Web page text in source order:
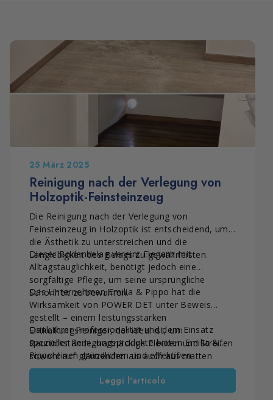
25 März 2025
Reinigung nach der Verlegung von
Holzoptik-Feinsteinzeug
Die Reinigung nach der Verlegung von
Feinsteinzeug in Holzoptik ist entscheidend, um
die Ästhetik zu unterstreichen und die
Langlebigkeit des Belags zu gewährleisten.
Dieser Bodenbelag vereint Eleganz mit
Alltagstauglichkeit, benötigt jedoch eine
sorgfältige Pflege, um seine ursprüngliche
Schönheit zu bewahren.
Das Unternehmen Emilia & Pippo hat die
Wirksamkeit von POWER DET unter Beweis
gestellt – einem leistungsstarken
Entkalkungsreiniger, der ideal ist, um
Baurückstände, hartnäckige Flecken und Streifen
sowohl auf glänzenden als auch auf matten
Oberflächen zu entfernen.
Dank ihrer Professionalität und dem Einsatz
spezieller Reinigungsprodukte bieten Emilia &
Pippo einen gründlichen und effektiven
Reinigungsservice, der dem Feinsteinzeug seinen
ursprünglichen Glanz vom ersten Tag an
zurückgibt.
Leggi l'articolo